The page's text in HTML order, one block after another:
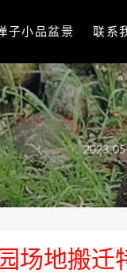
子小品盆景 联系
2023-
场地搬迁